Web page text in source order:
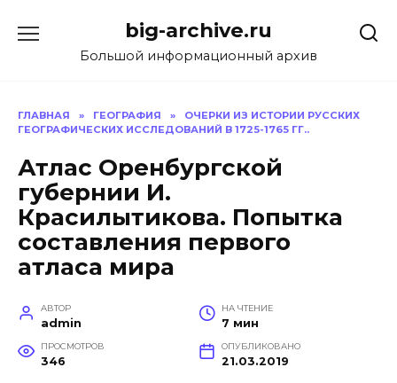
содержанию
big-archive.ru
Большой информационный архив
ГЛАВНАЯ » ГЕОГРАФИЯ »
ОЧЕРКИ ИЗ ИСТОРИИ РУССКИХ
ГЕОГРАФИЧЕСКИХ ИССЛЕДОВАНИЙ В 1725-1765 ГГ..
Атлас Оренбургской
губернии И.
Красилытикова. Попытка
составления первого
атласа мира
АВТОР
admin
НА ЧТЕНИЕ
7 мин
ПРОСМОТРОВ
346
ОПУБЛИКОВАНО
21.03.2019